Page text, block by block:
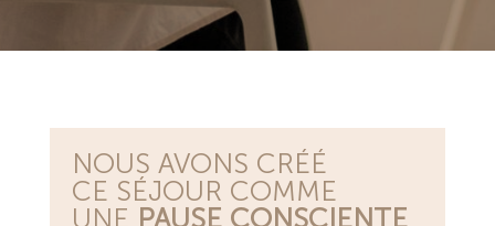
NOUS AVONS CRÉÉ
CE SÉJOUR COMME
UNE PAUSE CONSCIENTE